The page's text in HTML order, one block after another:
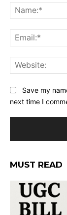
Save my
next time I
MUST READ